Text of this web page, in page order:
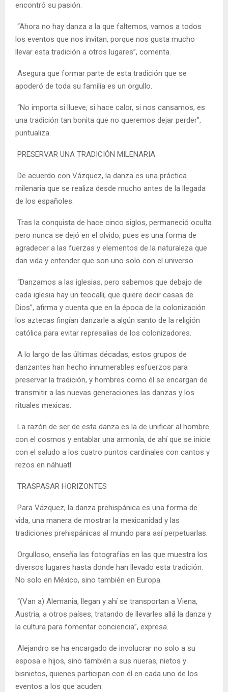
encontró su pasión.
“Ahora no hay danza a la que faltemos, vamos a todos
los eventos que nos invitan, porque nos gusta mucho
llevar esta tradición a otros lugares”, comenta.
Asegura que formar parte de esta tradición que se
apoderó de toda su familia es un orgullo.
“No importa si llueve, si hace calor, si nos cansamos, es
una tradición tan bonita que no queremos dejar perder”,
puntualiza.
PRESERVAR UNA TRADICIÓN MILENARIA
De acuerdo con Vázquez, la danza es una práctica
milenaria que se realiza desde mucho antes de la llegada
de los españoles.
Tras la conquista de hace cinco siglos, permaneció oculta
pero nunca se dejó en el olvido, pues es una forma de
agradecer a las fuerzas y elementos de la naturaleza que
dan vida y entender que son uno solo con el universo.
“Danzamos a las iglesias, pero sabemos que debajo de
cada iglesia hay un teocalli, que quiere decir casas de
Dios”, afirma y cuenta que en la época de la colonización
los aztecas fingían danzarle a algún santo de la religión
católica para evitar represalias de los colonizadores.
A lo largo de las últimas décadas, estos grupos de
danzantes han hecho innumerables esfuerzos para
preservar la tradición, y hombres como él se encargan de
transmitir a las nuevas generaciones las danzas y los
rituales mexicas.
La razón de ser de esta danza es la de unificar al hombre
con el cosmos y entablar una armonía, de ahí que se inicie
con el saludo a los cuatro puntos cardinales con cantos y
rezos en náhuatl.
TRASPASAR HORIZONTES
Para Vázquez, la danza prehispánica es una forma de
vida, una manera de mostrar la mexicanidad y las
tradiciones prehispánicas al mundo para así perpetuarlas.
Orgulloso, enseña las fotografías en las que muestra los
diversos lugares hasta donde han llevado esta tradición.
No solo en México, sino también en Europa.
“(Van a) Alemania, llegan y ahí se transportan a Viena,
Austria, a otros países, tratando de llevarles allá la danza y
la cultura para fomentar conciencia”, expresa.
Alejandro se ha encargado de involucrar no solo a su
esposa e hijos, sino también a sus nueras, nietos y
bisnietos, quienes participan con él en cada uno de los
eventos a los que acuden.